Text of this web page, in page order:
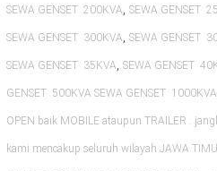
SEWA GENSET 200KVA, SEWA GENSET
SEWA GENSET 300KVA, SEWA GENSET
SEWA GENSET 35KVA, SEWA GENSET
GENSET 500KVA SEWA GENSET
OPEN baik MOBILE ataupun TRAILER .
kami mencakup seluruh wilayah JAWA